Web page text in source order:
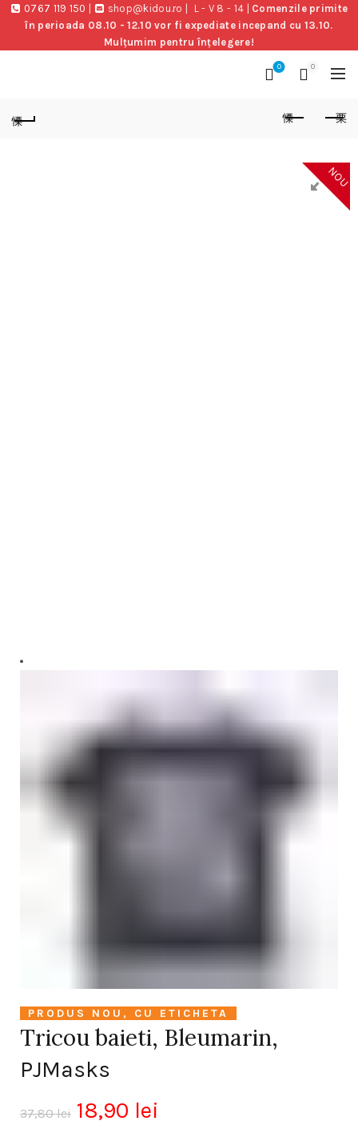
0767 119 150 shop@kidou.ro L - V 8 - 14
Comenzile primite
în perioada 08.10 - 12.10 vor fi expediate incepand cu 13.10.
Mulțumim pentru înțelegere!
0 0
NOU
PRODUS NOU, CU ETICHETA
Tricou baieti, Bleumarin,
PJMasks
37,80lei 18,90 lei